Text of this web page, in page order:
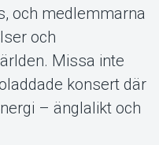
och medlemmarna
och
Missa inte
konsert där
– änglalikt och